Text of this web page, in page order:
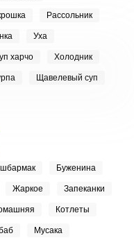
Рассольник
Уха
харчо Холодник
Щавелевый суп
Буженина
Жаркое Запеканки
Котлеты
Мусака